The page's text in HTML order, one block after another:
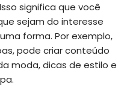
significa que você
sejam do interesse
forma. Por exemplo,
pode criar conteúdo
moda, dicas de estilo e